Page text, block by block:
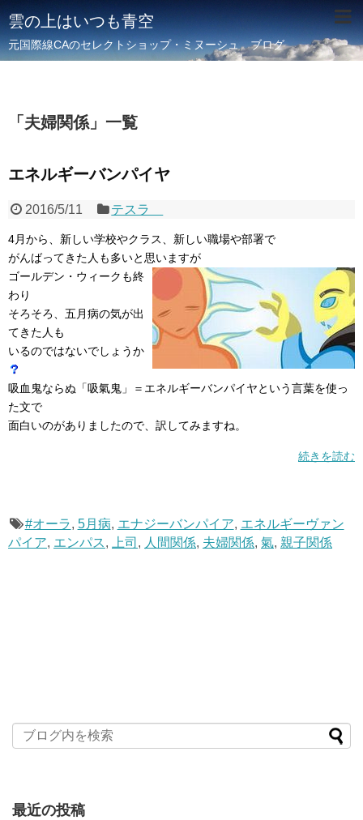
雲の上はいつも青空
元国際線CAのセレクトショップ・ミヌーシュ ブログ
「 夫婦関係 」 一覧
エネルギーバンパイヤ
2016/5/11 テスラ
4月から、新しい学校やクラス、新しい職場や部署で
がんばってきた人も多いと思いますが
ゴールデン・ウィークも終
わり
そろそろ、五月病の気が出
てきた人も
いるのではないでしょうか
吸血鬼ならぬ「吸氣鬼」＝エネルギーバンパイヤという言葉を使っ
た文で
面白いのがありましたので、訳してみますね。
続きを読む
#オーラ, 5月病, エナジーバンパイア, エネルギーヴァン
パイア, エンパス, 上司 , 人間関係, 夫婦関係, 氣, 親子関係
最近の投稿